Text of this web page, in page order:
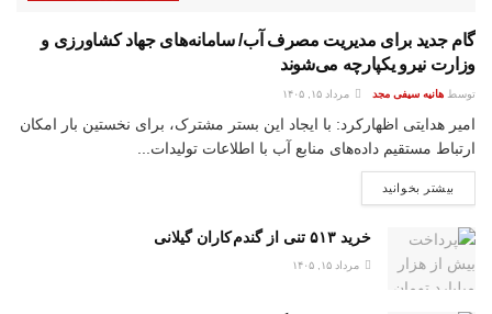
گام جدید برای مدیریت مصرف آب/ سامانه‌های جهاد کشاورزی و
وزارت نیرو یکپارچه می‌شوند
توسط هانیه سیفی مجد مرداد ۱۵, ۱۴۰۵
امیر هدایتی اظهارکرد: با ایجاد این بستر مشترک، برای نخستین ‌بار امکان
ارتباط مستقیم داده‌های منابع آب با اطلاعات تولیدات...
بیشتر بخوانید
خرید ۵۱۳ تنی از گندم کاران گیلانی
مرداد ۱۵, ۱۴۰۵